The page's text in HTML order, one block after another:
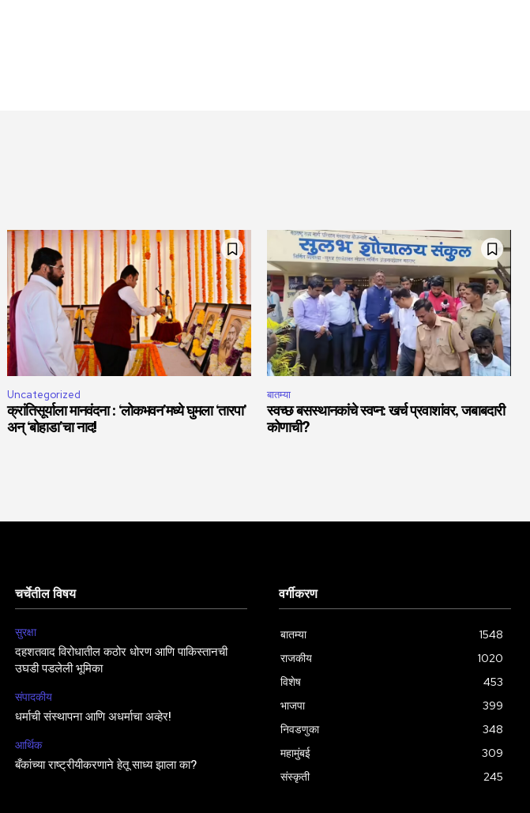
Uncategorized
क्रांतिसूर्याला मानवंदना : ‘लोकभवन’मध्ये घुमला ‘तारपा’
अन् ‘बोहाडा’चा नाद!
बातम्या
स्वच्छ बसस्थानकांचे स्वप्न: खर्च प्रवाशांवर, जबाबदारी
कोणाची?
चर्चेतील विषय
सुरक्षा
दहशतवाद विरोधातील कठोर धोरण आणि पाकिस्तानची
उघडी पडलेली भूमिका
संपादकीय
धर्माची संस्थापना आणि अधर्माचा अव्हेर!
आर्थिक
बँकांच्या राष्ट्रीयीकरणाने हेतू साध्य झाला का?
वर्गीकरण
बातम्या
1548
राजकीय
1020
विशेष
453
भाजपा
399
निवडणुका
348
महामुंबई
309
संस्कृती
245